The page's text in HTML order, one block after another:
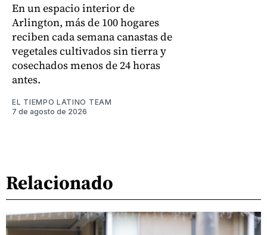
En un espacio interior de
Arlington, más de 100 hogares
reciben cada semana canastas de
vegetales cultivados sin tierra y
cosechados menos de 24 horas
antes.
EL TIEMPO LATINO TEAM
7 de agosto de 2026
Relacionado